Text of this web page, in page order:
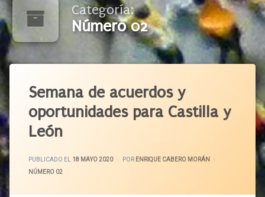
Categoría:
Número 02
Semana de acuerdos y
oportunidades para Castilla y
León
PUBLICADO EL 18 MAYO 2020
24 MAYO 2020
POR ENRIQUE CABERO MORÁN
CATEGORÍAS:
NÚMERO 02
Acuerdo
Político
Agenda
2030
Castilla